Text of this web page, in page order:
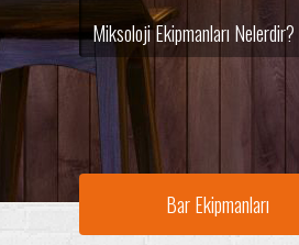
Miksoloji Ekipmanları Nelerdir?
Bar Ekipmanları